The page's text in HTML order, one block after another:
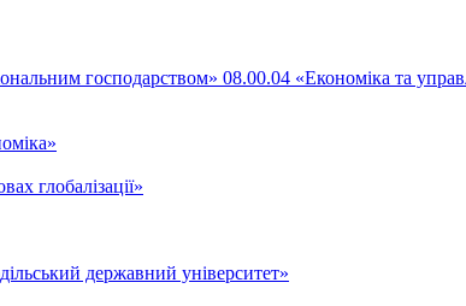
господарством» 08.00.04 «Економіка та
глобалізації»
державний університет»